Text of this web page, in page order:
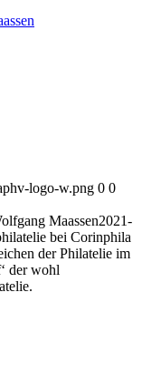
logo-w.png 0 0
Maassen2021-
bei Corinphila
der Philatelie im
der wohl